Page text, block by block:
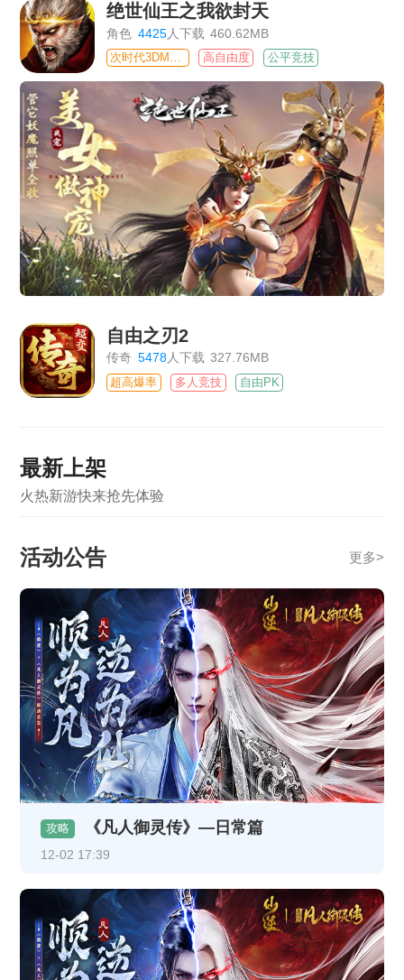
绝世仙王之我欲封天
角色 4425人下载 460.62MB
高自由度 公平竞技
自由之刃2
传奇 5478人下载 327.76MB
超高爆率 多人竞技 自由PK
最新上架
火热新游快来抢先体验
活动公告 更多>
攻略 《凡人御灵传》—日常篇
12-02 17:39